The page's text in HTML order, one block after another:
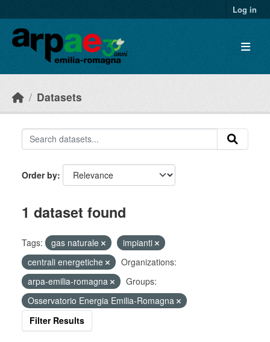
Log in
Datasets
Order by
1 dataset found
Tags: gas naturale
impianti
centrali energetiche
Organizations:
arpa-emilia-romagna
Groups:
Osservatorio Energia Emilia-Romagna
Filter Results